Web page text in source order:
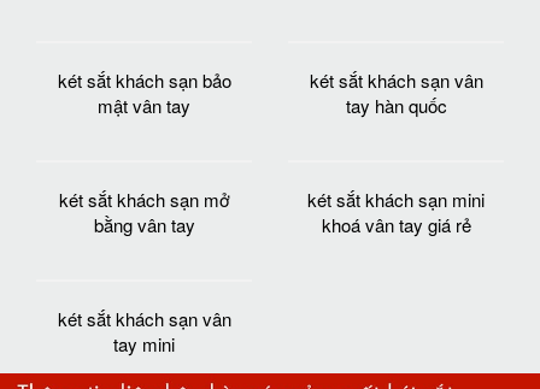
két sắt khách sạn bảo
mật vân tay
két sắt khách sạn vân
tay hàn quốc
két sắt khách sạn mở
bằng vân tay
két sắt khách sạn mini
khoá vân tay giá rẻ
két sắt khách sạn vân
tay mini